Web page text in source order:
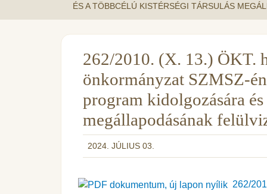
ÉS A TÖBBCÉLÚ KISTÉRSÉGI TÁRSULÁS
262/2010. (X. 13.) ÖKT.
önkormányzat SZMSZ-
program kidolgozására
megállapodásának
2024. JÚLIUS 03.
262/